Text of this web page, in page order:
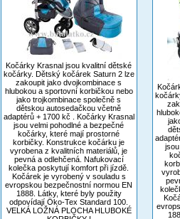
Kočárky Krasnal jsou kvalitní dětské
kočárky. Dětský kočárek Saturn 2 lze
zakoupit jako dvojkombinace s
hlubokou a sportovní korbičkou nebo
jako trojkombinace společně s
dětskou autosedačkou včetně
adaptérů + 1700 kč . Kočárky Krasnal
jsou velmi pohodlné a bezpečné
kočárky, které mají prostorné
korbičky. Konstrukce kočárku je
vyrobena z kvalitních materiálů, je
pevná a odlehčená. Nafukovací
kolečka poskytují komfort při jízdě.
Kočárek je vyrobený v souladu s
evropskou bezpečnostní normou EN
1888. Látky, které byly použity
odpovídají Öko-Tex Standard 100.
VELKÁ LOŽNÁ PLOCHA HLUBOKÉ